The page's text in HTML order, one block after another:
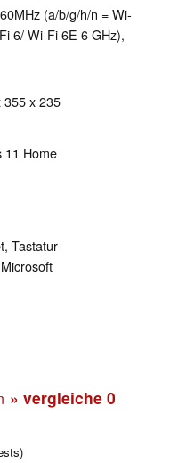
(a/b/g/h/n = Wi-
6/ Wi-Fi 6E 6 GHz),
355 x 235
11 Home
Tastatur-
» vergleiche 0